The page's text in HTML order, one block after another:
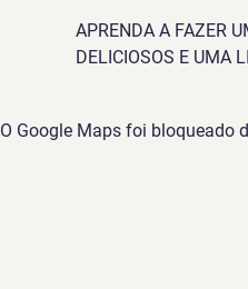
APRENDA A FAZER
DELICIOSOS E UMA
O Google Maps foi bloqueado